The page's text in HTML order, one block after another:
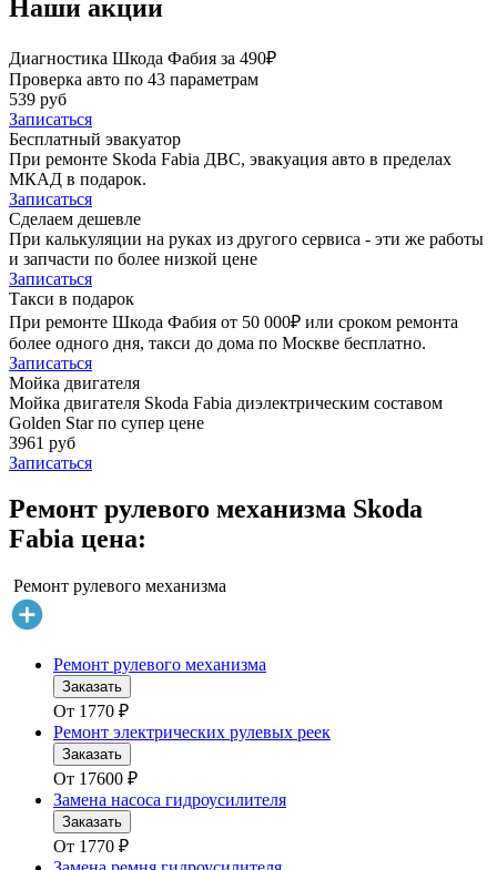
Наши акции
Диагностика Шкода Фабия за 490₽
Проверка авто по 43 параметрам
539 руб
Записаться
Бесплатный эвакуатор
При ремонте Skoda Fabia ДВС, эвакуация авто в пределах
МКАД в подарок.
Записаться
Сделаем дешевле
При калькуляции на руках из другого сервиса - эти же работы
и запчасти по более низкой цене
Записаться
Такси в подарок
При ремонте Шкода Фабия от 50 000₽ или сроком ремонта
более одного дня, такси до дома по Москве бесплатно.
Записаться
Мойка двигателя
Мойка двигателя Skoda Fabia диэлектрическим составом
Golden Star по супер цене
3961 руб
Записаться
Ремонт рулевого механизма Skoda
Fabia цена:
Ремонт рулевого механизма
Ремонт рулевого механизма
Заказать
От 1770 ₽
Ремонт электрических рулевых реек
Заказать
От 17600 ₽
Замена насоса гидроусилителя
Заказать
От 1770 ₽